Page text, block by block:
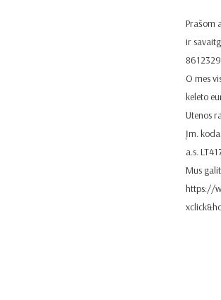
Prašom
ir
O mes
keleto
Utenos
Įm.
a.s.
Mus
https://